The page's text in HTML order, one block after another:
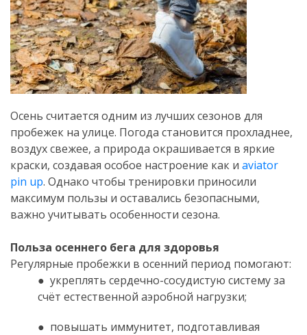
Осень считается одним из лучших сезонов для
пробежек на улице. Погода становится прохладнее,
воздух свежее, а природа окрашивается в яркие
краски, создавая особое настроение как и aviator
pin up. Однако чтобы тренировки приносили
максимум пользы и оставались безопасными,
важно учитывать особенности сезона.
Польза осеннего бега для здоровья
Регулярные пробежки в осенний период помогают:
● укреплять сердечно-сосудистую систему за
счёт естественной аэробной нагрузки;
● повышать иммунитет, подготавливая